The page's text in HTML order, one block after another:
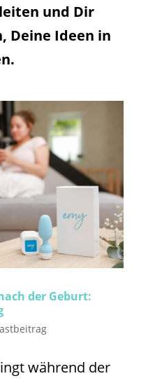
und Dir
Deine Ideen in
der Geburt:
während der